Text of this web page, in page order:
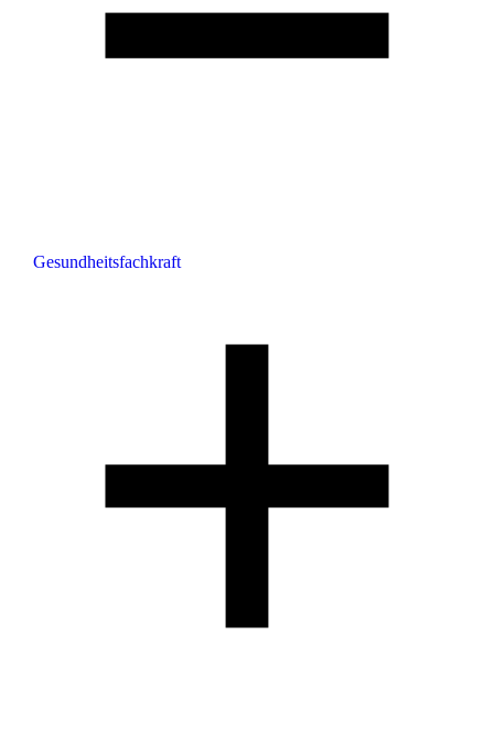
Gesundheitsfachkraft